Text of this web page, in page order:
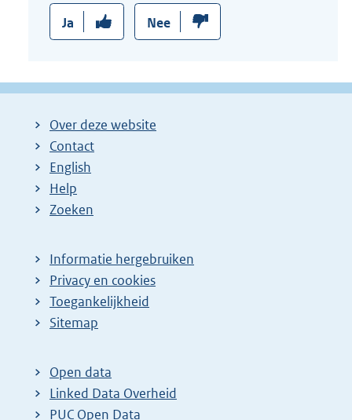
Ja Nee
Over deze website
Contact
English
Help
Zoeken
Informatie hergebruiken
Privacy en cookies
Toegankelijkheid
Sitemap
Open data
Linked Data Overheid
PUC Open Data